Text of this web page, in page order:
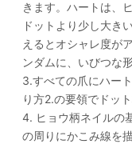
きます。ハートは、
ドットより少し大き
えるとオシャレ度が
ンダムに、いびつな
3.すべての爪にハー
り方2.の要領でドッ
4. ヒョウ柄ネイルの
の周りにかこみ線を